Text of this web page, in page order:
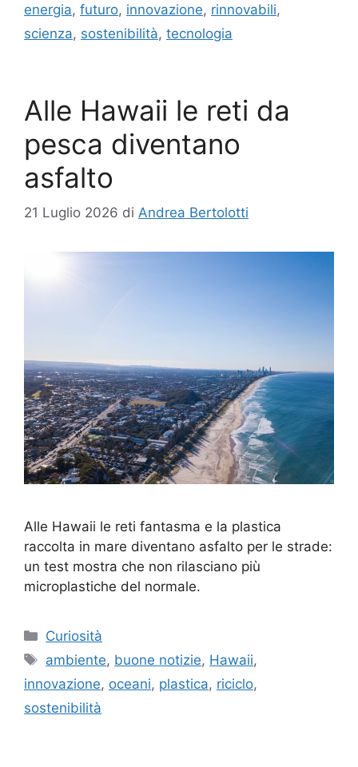
energia, futuro, innovazione, rinnovabili,
scienza, sostenibilità, tecnologia
Alle Hawaii le reti da
pesca diventano
asfalto
21 Luglio 2026 di Andrea Bertolotti
Alle Hawaii le reti fantasma e la plastica
raccolta in mare diventano asfalto per le strade:
un test mostra che non rilasciano più
microplastiche del normale.
Categorie
Curiosità
Tag
ambiente, buone notizie, Hawaii,
innovazione, oceani, plastica, riciclo,
sostenibilità